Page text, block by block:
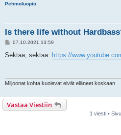
Pehmoluopio
Is there life without
V
e
07.10.2021 13:59
Sektaa, sektaa: https://
Miljoonat kohta kuolevat eivät eläneet koskaan
Vastaa Viestiin
1 viesti • Sivu